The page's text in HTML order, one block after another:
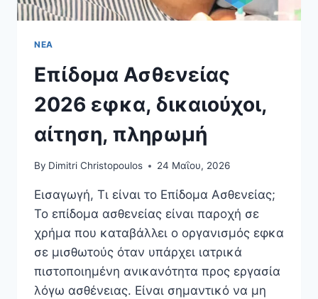
ΝΈΑ
Επίδομα Ασθενείας
2026 εφκα, δικαιούχοι,
αίτηση, πληρωμή
By Dimitri Christopoulos 24 Μαΐου, 2026
Εισαγωγή, Τι είναι το Επίδομα Ασθενείας;
Το επίδομα ασθενείας είναι παροχή σε
χρήμα που καταβάλλει ο οργανισμός εφκα
σε μισθωτούς όταν υπάρχει ιατρικά
πιστοποιημένη ανικανότητα προς εργασία
λόγω ασθένειας. Είναι σημαντικό να μη